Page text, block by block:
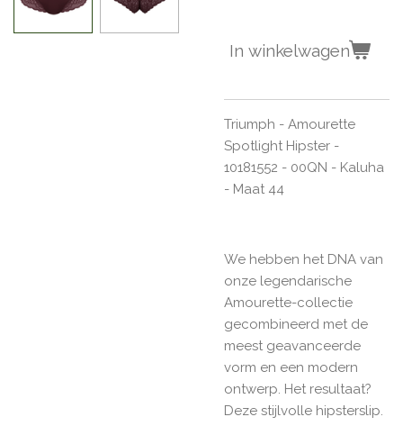
In winkelwagen
Triumph - Amourette
Spotlight Hipster -
10181552 - 00QN - Kaluha
- Maat 44
We hebben het DNA van
onze legendarische
Amourette-collectie
gecombineerd met de
meest geavanceerde
vorm en een modern
ontwerp. Het resultaat?
Deze stijlvolle hipsterslip.